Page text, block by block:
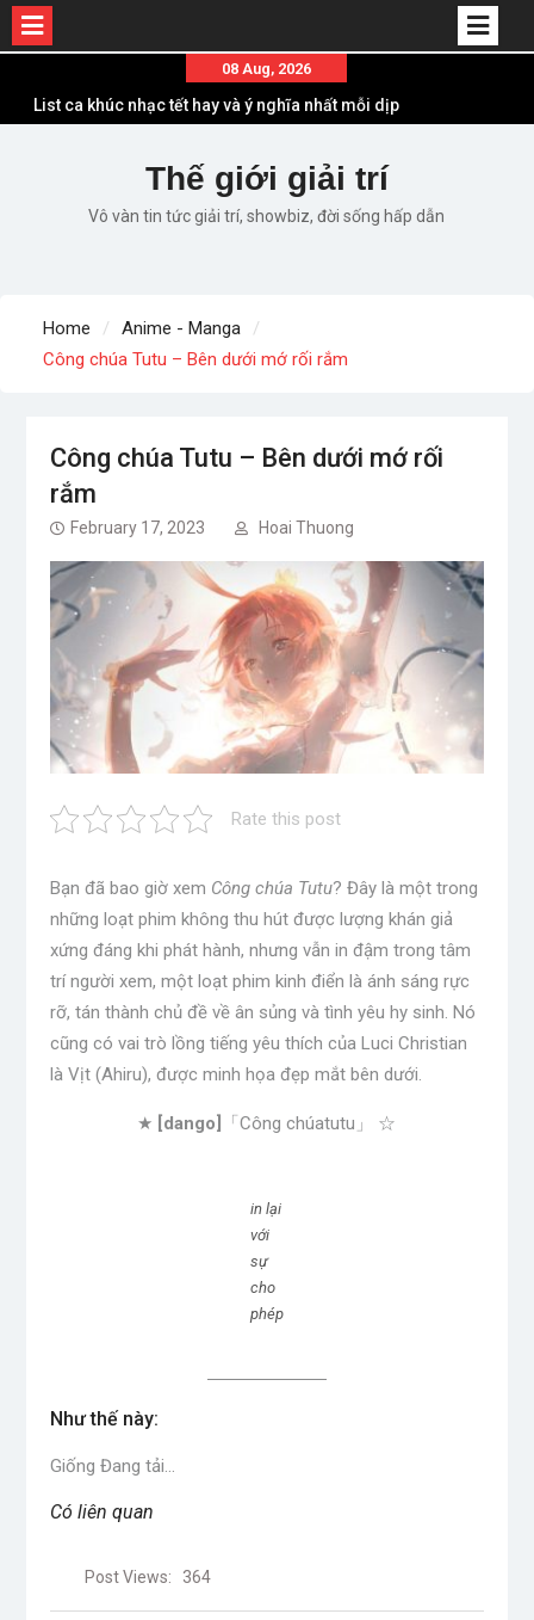
content
08 Aug, 2026
List ca khúc nhạc tết hay và ý nghĩa nhất mỗi dịp
Em ơi lên phố – Minh Vương: Màn comeback
“ngoạn mục” với triệu view
Những ca khúc nhạc xuân “sặc mùi” quảng cáo
Lời bài hát Chúng Ta của Hiện Tại – Sơn Tùng M-
TP – Full lyrics bản chuẩn
Thế giới giải trí
Vô vàn tin tức giải trí, showbiz, đời sống hấp dẫn
Home
Anime - Manga
Công chúa Tutu – Bên dưới mớ rối rắm
Công chúa Tutu – Bên dưới mớ rối
rắm
February 17, 2023 Hoai Thuong
Rate this post
Bạn đã bao giờ xem Công chúa Tutu? Đây là một trong
những loạt phim không thu hút được lượng khán giả
xứng đáng khi phát hành, nhưng vẫn in đậm trong tâm
trí người xem, một loạt phim kinh điển là ánh sáng rực
rỡ, tán thành chủ đề về ân sủng và tình yêu hy sinh. Nó
cũng có vai trò lồng tiếng yêu thích của Luci Christian
là Vịt (Ahiru), được minh họa đẹp mắt bên dưới.
★ [dango] 「Công chúatutu」 ☆
in lại
với
sự
cho
phép
Như thế này:
Giống Đang tải…
Có liên quan
Post Views: 364